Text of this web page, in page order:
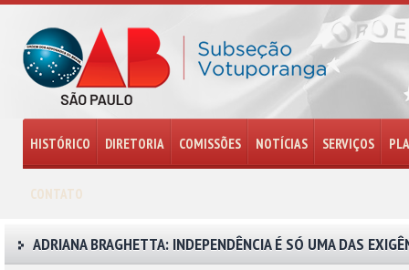
HISTÓRICO DIRETORIA COMISSÕES NOTÍCIAS SERVIÇOS
CONTATO
ADRIANA BRAGHETTA: INDEPENDÊNCIA É SÓ UMA DAS